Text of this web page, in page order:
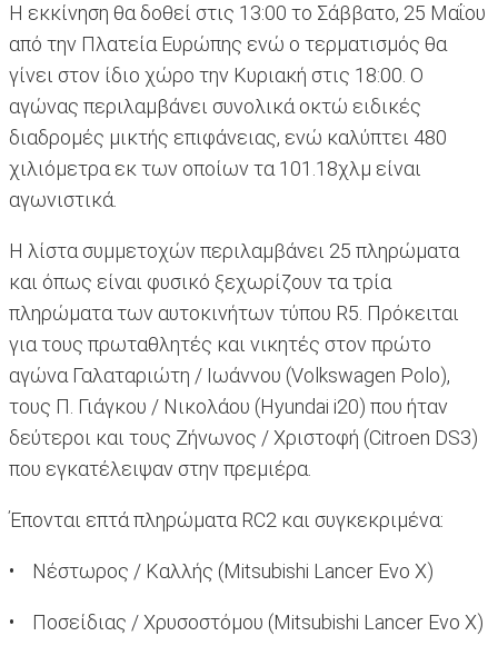
Η εκκίνηση θα δοθεί στις 13:00 το Σάββατο, 25 Μαΐου
από την Πλατεία Ευρώπης ενώ ο τερματισμός θα
γίνει στον ίδιο χώρο την Κυριακή στις 18:00. Ο
αγώνας περιλαμβάνει συνολικά οκτώ ειδικές
διαδρομές μικτής επιφάνειας, ενώ καλύπτει 480
χιλιόμετρα εκ των οποίων τα 101.18χλμ είναι
αγωνιστικά.
Η λίστα συμμετοχών περιλαμβάνει 25 πληρώματα
και όπως είναι φυσικό ξεχωρίζουν τα τρία
πληρώματα των αυτοκινήτων τύπου R5. Πρόκειται
για τους πρωταθλητές και νικητές στον πρώτο
αγώνα Γαλαταριώτη / Ιωάννου (Volkswagen Polo),
τους Π. Γιάγκου / Νικολάου (Hyundai i20) που ήταν
δεύτεροι και τους Ζήνωνος / Χριστοφή (Citroen DS3)
που εγκατέλειψαν στην πρεμιέρα.
Έπονται επτά πληρώματα RC2 και συγκεκριμένα:
• Νέστωρος / Καλλής (Mitsubishi Lancer Evo X)
• Ποσείδιας / Χρυσοστόμου (Mitsubishi Lancer Evo X)